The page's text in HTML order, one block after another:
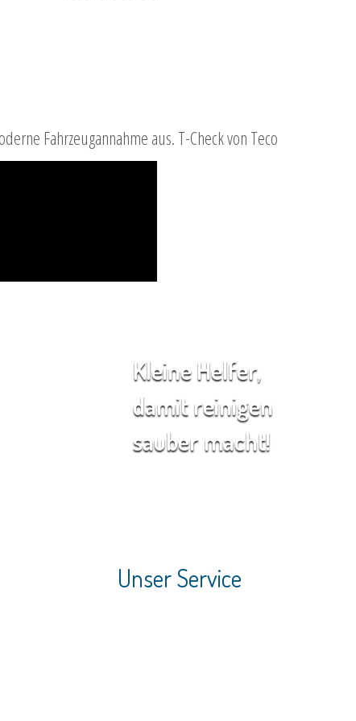
Fahrzeugannahme aus. T-Check von Teco
Kleine Helfer,
damit reinigen
sauber macht!
Unser Service